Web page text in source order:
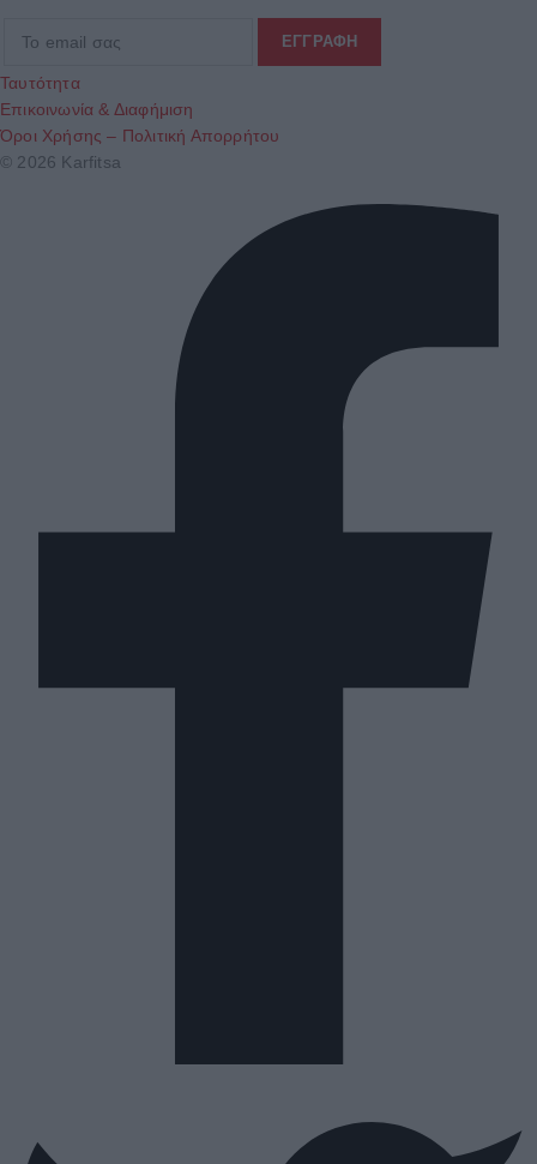
Ταυτότητα
Επικοινωνία & Διαφήμιση
Όροι Χρήσης – Πολιτική Απορρήτου
© 2026 Karfitsa